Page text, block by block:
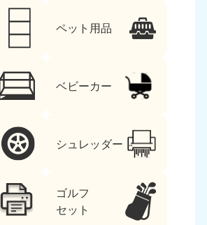
ペット用品
ベビーカー
シュレッダー
ゴルフ
セット